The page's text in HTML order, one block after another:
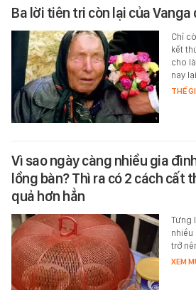
Ba lời tiên tri còn lại của
Chỉ
kết
cho
nay
THẾ
Vì sao ngày càng nhiều gia
lồng bàn? Thì ra có 2 cách cất
quả hơn hẳn
Từng
trở
XEM